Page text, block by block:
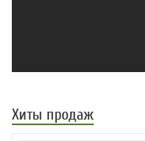
Хиты продаж